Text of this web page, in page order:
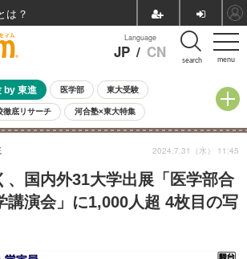
menu
Language
JP / CN search
by 東進 医学部 東大受験
徹底リサーチ 河合塾×東大特集
高校受験 中学受験 小学校受験
全国公立高校 過去問 人気記事
） 自由研究教材（中学生向け） ランキング
、国内外31大学出展「医学部合
講演会」に1,000人超 4枚目の写
2024.7.31（水） 11:45